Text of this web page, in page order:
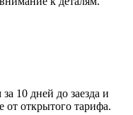
10 дней до заезда и
от открытого тарифа.